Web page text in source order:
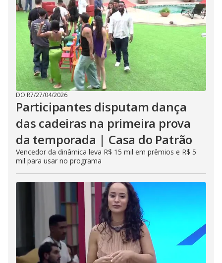
DO R7/27/04/2026
Participantes disputam dança
das cadeiras na primeira prova
da temporada | Casa do Patrão
Vencedor da dinâmica leva R$ 15 mil em prêmios e R$ 5
mil para usar no programa